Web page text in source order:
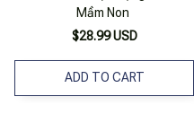
Mầm Non
$28.99 USD
ADD TO CART